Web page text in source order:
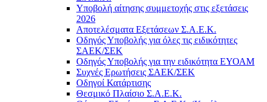
Υποβολή αίτησης συμμετοχής στις εξετάσεις
2026
Αποτελέσματα Εξετάσεων Σ.Α.Ε.Κ.
Οδηγός Υποβολής για όλες τις ειδικότητες
ΣΑΕΚ/ΣΕΚ
Οδηγός Υποβολής για την ειδικότητα ΕΥΟΑΜ
Συχνές Ερωτήσεις ΣΑΕΚ/ΣΕΚ
Οδηγοί Κατάρτισης
Θεσμικό Πλαίσιο Σ.Α.Ε.Κ.